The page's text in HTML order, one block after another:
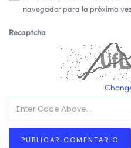
navegador para la próxima
Recaptcha